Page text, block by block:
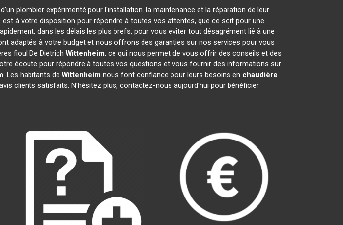
plombier expérimenté pour l'installation, la maintenance et la réparation de leur
à votre disposition pour répondre à toutes vos attentes, que ce soit pour une
dans les délais les plus brefs, pour vous éviter tout désagrément lié à une
adaptés à votre budget et nous offrons des garanties sur nos services pour vous
fioul De Dietrich Wittenheim, ce qui nous permet de vous offrir des conseils et des
écoute pour répondre à toutes vos questions et vous fournir des informations sur
. Les habitants de Wittenheim nous font confiance pour leurs besoins en chaudière
clients satisfaits. N'hésitez plus, contactez-nous aujourd'hui pour bénéficier